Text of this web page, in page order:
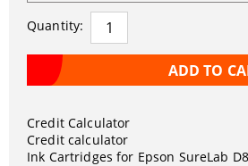
Quantity:
Credit Calculator
Credit calculator
Ink Cartridges for Epson SureLab